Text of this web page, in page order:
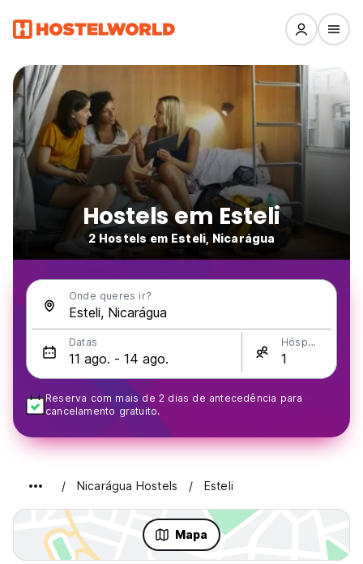
Hostels em Esteli
2 Hostels em Esteli, Nicarágua
Onde queres ir?
Datas Hóspedes
Reserva com mais de 2 dias de antecedência para
cancelamento gratuito.
Nicarágua Hostels Esteli
Mapa